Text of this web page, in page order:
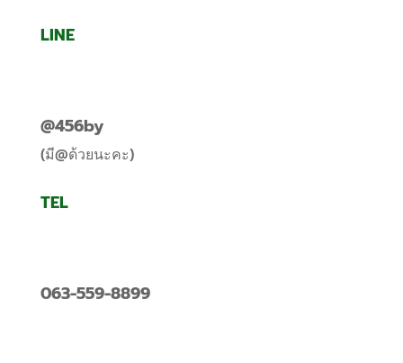
LINE
@456by
(มี@ด้วยนะคะ)
TEL
063-559-8899